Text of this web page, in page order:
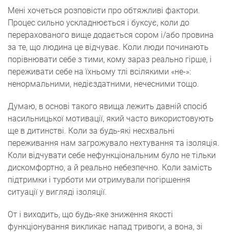
Мені хочеться розповісти про обтяжливі фактори.
Процес сильно ускладнюється і буксує, коли до
перерахованого вище додається сором і/або провина
за те, що людина це відчуває. Коли люди починають
порівнювати себе з тими, кому зараз реально гірше, і
переживати себе на їхньому тлі всілякими «не-»:
ненормальними, недієздатними, нечесними тощо.
Думаю, в основі такого явища лежить давній спосіб
насильницької мотивації, який часто використовують
ще в дитинстві. Коли за будь-які несхвальні
переживання нам загрожувало нехтування та ізоляція.
Коли відчувати себе нефункціональним було не тільки
дискомфортно, а й реально небезпечно. Коли замість
підтримки і турботи ми отримували погіршення
ситуації у вигляді ізоляції.
От і виходить, що будь-яке зниження якості
функціонування викликає напад тривоги, а вона, зі